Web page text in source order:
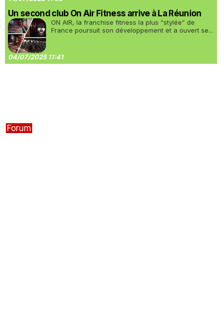
Un second club On Air Fitness arrive à La Réunion
ON AIR, la franchise fitness la plus “stylée” de
France poursuit son développement et a ouvert se...
04/07/2025 11:41
Forum